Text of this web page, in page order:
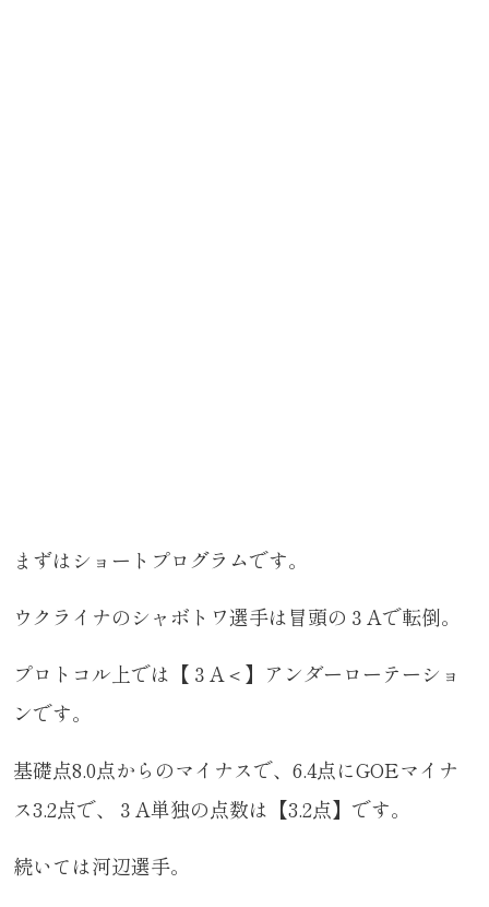
まずはショートプログラムです。
ウクライナのシャボトワ選手は冒頭の３Aで転倒。
プロトコル上では【３A＜】アンダーローテーショ
ンです。
基礎点8.0点からのマイナスで、6.4点にGOEマイナ
ス3.2点で、３A単独の点数は【3.2点】です。
続いては河辺選手。